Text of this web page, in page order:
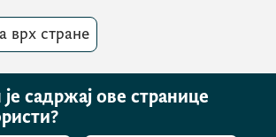
врх стране
садржај ове странице